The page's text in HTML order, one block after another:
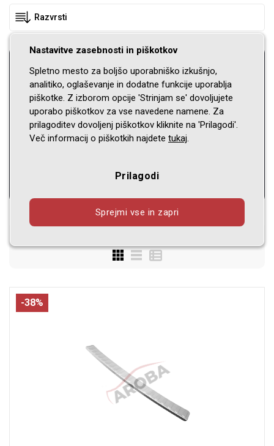
Prosimo, izberite vozilo
Znamka avtomobila
Model
-38%
Nastavitve zasebnosti in piškotkov
Spletno mesto za boljšo uporabniško izkušnjo,
analitiko, oglaševanje in dodatne funkcije uporablja
piškotke. Z izborom opcije 'Strinjam se' dovoljujete
uporabo piškotkov za vse navedene namene. Za
prilagoditev dovoljenj piškotkov kliknite na 'Prilagodi'.
Več informacij o piškotkih najdete tukaj.
Prilagodi
Sprejmi vse in zapri